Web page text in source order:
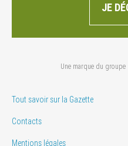
JE
Une marque du groupe
Tout savoir sur la Gazette
Contacts
Mentions légales